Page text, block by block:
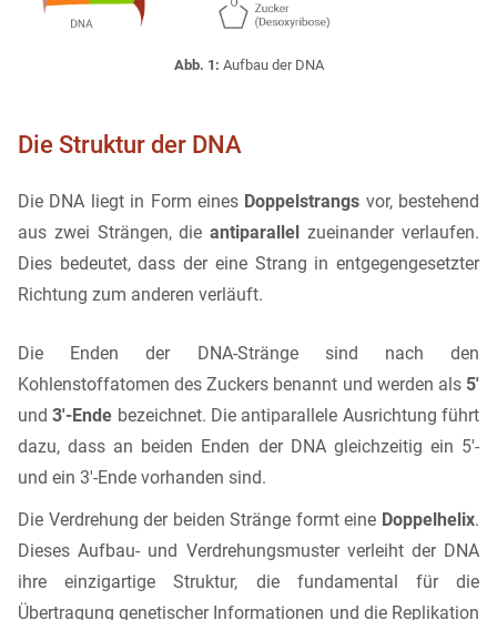
Abb. 1: Aufbau der DNA
Die Struktur der DNA
Die DNA liegt in Form eines Doppelstrangs vor, bestehend
aus zwei Strängen, dieantiparallel zueinander verlaufen.
Dies bedeutet, dass der eine Strang in entgegengesetzter
Richtung zum anderen verläuft.
Die Enden der DNA-Stränge sind nach den
Kohlenstoffatomen des Zuckers benannt und werden als 5'
und3'-Ende bezeichnet. Die antiparallele Ausrichtung führt
dazu, dass an beiden Enden der DNA gleichzeitig ein 5'-
und ein 3'-Ende vorhanden sind.
Die Verdrehung der beiden Stränge formt eine Doppelhelix.
Dieses Aufbau- und Verdrehungsmuster verleiht der DNA
ihre einzigartige Struktur, die fundamental für die
Übertragung genetischer Informationen und die Replikation